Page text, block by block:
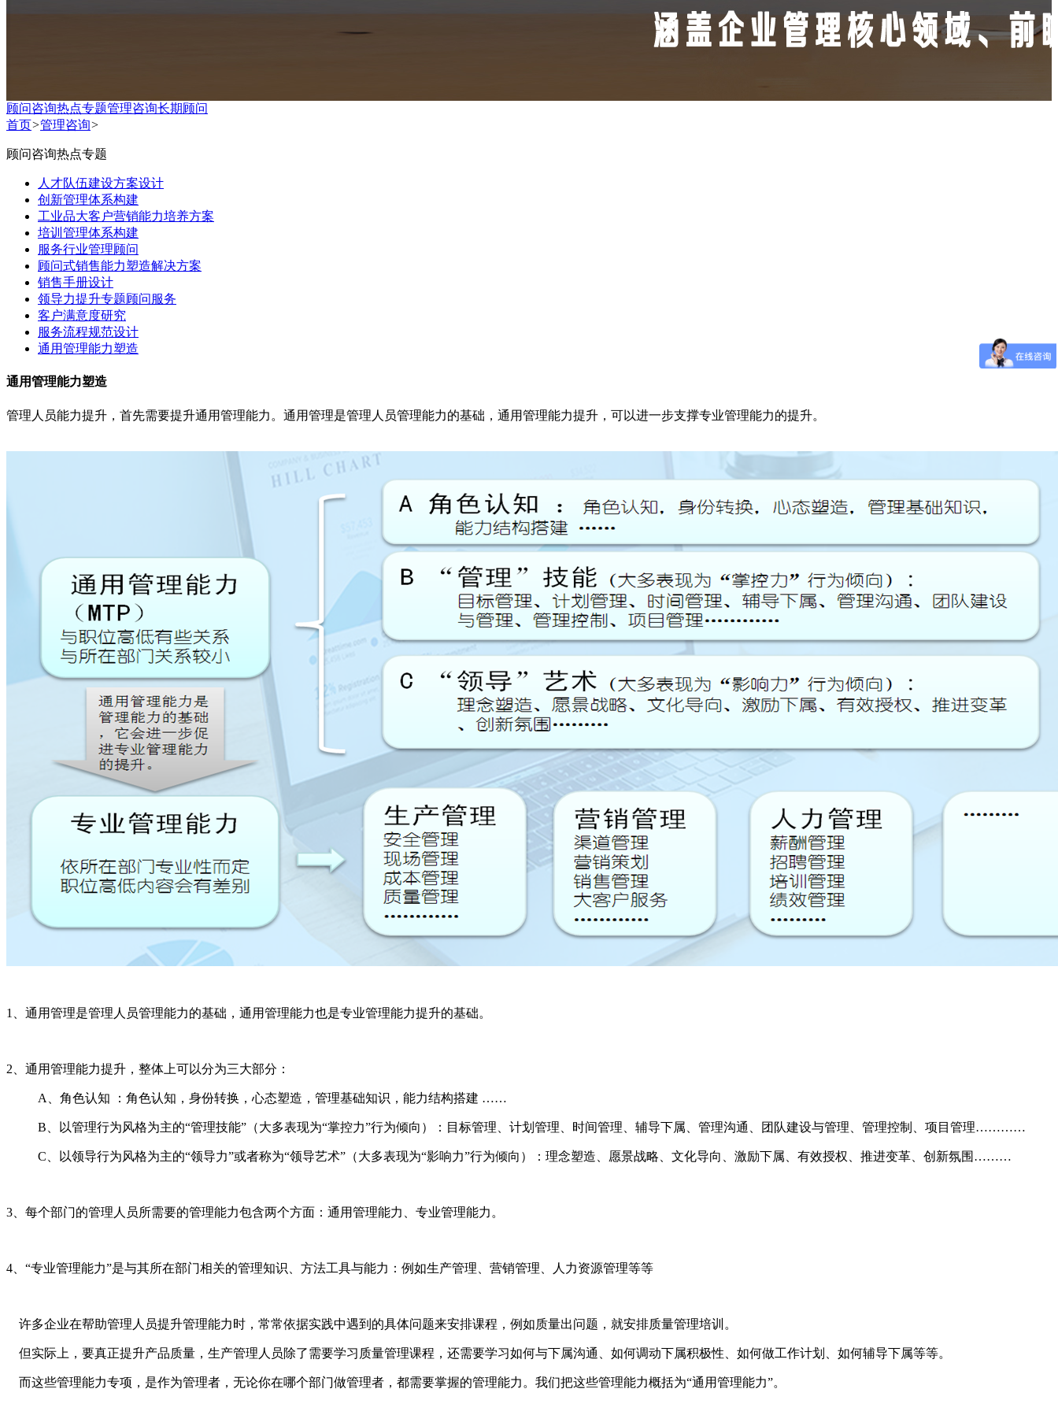
顾问咨询热点专题管理咨询长期顾问
首页>管理咨询>
顾问咨询热点专题
人才队伍建设方案设计
创新管理体系构建
工业品大客户营销能力培养方案
培训管理体系构建
服务行业管理顾问
顾问式销售能力塑造解决方案
销售手册设计
领导力提升专题顾问服务
客户满意度研究
服务流程规范设计
通用管理能力塑造
通用管理能力塑造
管理人员能力提升，首先需要提升通用管理能力。通用管理是管理人员管理能力的基础，通用管理能力提升，可以进一步支撑专业管理能力的提升。
1、通用管理是管理人员管理能力的基础，通用管理能力也是专业管理能力提升的基础。
2、通用管理能力提升，整体上可以分为三大部分：
A、角色认知 ：角色认知，身份转换，心态塑造，管理基础知识，能力结构搭建 ……
B、以管理行为风格为主的“管理技能”（大多表现为“掌控力”行为倾向）：目标管理、计划管理、时间管理、辅导下属、管理沟通、团队建设与管理、管理控制、项目管理…………
C、以领导行为风格为主的“领导力”或者称为“领导艺术”（大多表现为“影响力”行为倾向）：理念塑造、愿景战略、文化导向、激励下属、有效授权、推进变革、创新氛围………
3、每个部门的管理人员所需要的管理能力包含两个方面：通用管理能力、专业管理能力。
4、“专业管理能力”是与其所在部门相关的管理知识、方法工具与能力：例如生产管理、营销管理、人力资源管理等等
许多企业在帮助管理人员提升管理能力时，常常依据实践中遇到的具体问题来安排课程，例如质量出问题，就安排质量管理培训。
但实际上，要真正提升产品质量，生产管理人员除了需要学习质量管理课程，还需要学习如何与下属沟通、如何调动下属积极性、如何做工作计划、如何辅导下属等等。
而这些管理能力专项，是作为管理者，无论你在哪个部门做管理者，都需要掌握的管理能力。我们把这些管理能力概括为“通用管理能力”。